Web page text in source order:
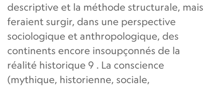
descriptive et la méthode structurale, mais
feraient surgir, dans une perspective
sociologique et anthropologique, des
continents encore insoupçonnés de la
réalité historique 9 . La conscience
(mythique, historienne, sociale,